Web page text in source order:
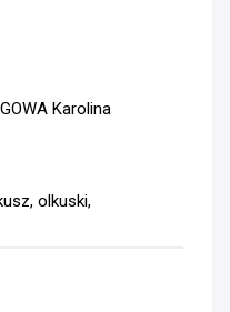
Karolina
olkuski,